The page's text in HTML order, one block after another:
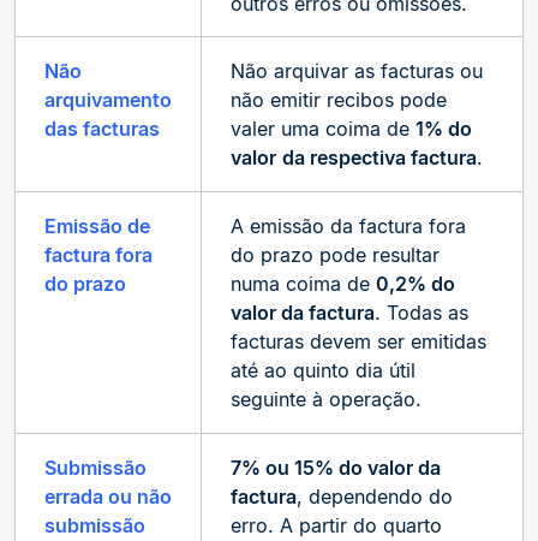
Não
arquivamento
das facturas
Não arquivar as facturas ou
não emitir recibos pode
valer uma coima de 1% do
valor da respectiva factura.
Emissão de
factura fora
do prazo
A emissão da factura fora
do prazo pode resultar
numa coima de 0,2% do
valor da factura. Todas as
facturas devem ser emitidas
até ao quinto dia útil
seguinte à operação.
Submissão
errada ou não
submissão
7% ou 15% do valor da
factura, dependendo do
erro. A partir do quarto